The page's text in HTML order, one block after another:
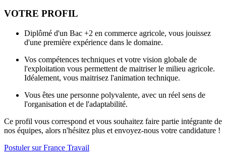
VOTRE PROFIL
Diplômé d'un Bac +2 en commerce agricole, vous jouissez
d'une première expérience dans le domaine.
Vos compétences techniques et votre vision globale de
l'exploitation vous permettent de maitriser le milieu agricole.
Idéalement, vous maitrisez l'animation technique.
Vous êtes une personne polyvalente, avec un réel sens de
l'organisation et de l'adaptabilité.
Ce profil vous correspond et vous souhaitez faire partie intégrante de
nos équipes, alors n'hésitez plus et envoyez-nous votre candidature !
Postuler sur France Travail